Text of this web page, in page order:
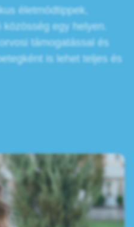
életmódtippek,
egy helyen.
támogatással és
is lehet teljes és